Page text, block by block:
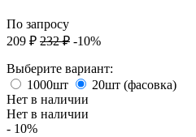
По запросу
209 ₽ 232 ₽ -10%
Выберите вариант:
1000шт
20шт (фасовка)
Нет в наличии
Нет в наличии
- 10%